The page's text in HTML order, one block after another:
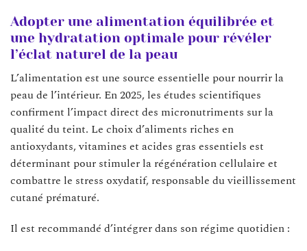
Adopter une alimentation équilibrée et
une hydratation optimale pour révéler
l’éclat naturel de la peau
L’alimentation est une source essentielle pour nourrir la
peau de l’intérieur. En 2025, les études scientifiques
confirment l’impact direct des micronutriments sur la
qualité du teint. Le choix d’aliments riches en
antioxydants, vitamines et acides gras essentiels est
déterminant pour stimuler la régénération cellulaire et
combattre le stress oxydatif, responsable du vieillissement
cutané prématuré.
Il est recommandé d’intégrer dans son régime quotidien :